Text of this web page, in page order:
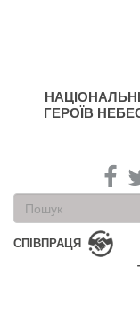
ГЕРОЇВ
Пошукова
форма
Пошук
СПІВПРАЦЯ